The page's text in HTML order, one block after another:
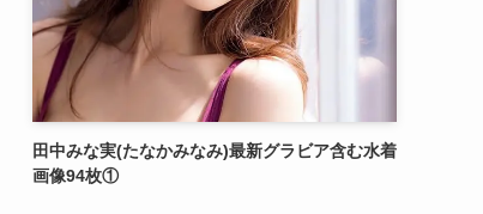
田中みな実(たなかみなみ)最新グラビア含む水着
画像94枚①